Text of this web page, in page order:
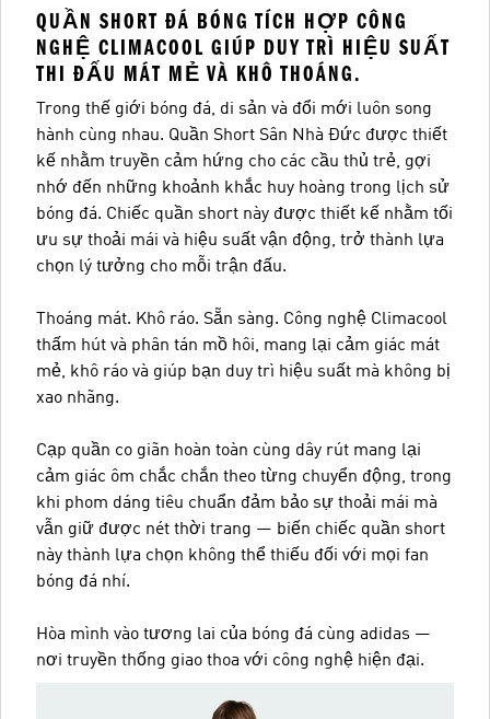
QUẦN SHORT ĐÁ BÓNG TÍCH HỢP CÔNG
NGHỆ CLIMACOOL GIÚP DUY TRÌ HIỆU SUẤT
THI ĐẤU MÁT MẺ VÀ KHÔ THOÁNG.
Trong thế giới bóng đá, di sản và đổi mới luôn song
hành cùng nhau. Quần Short Sân Nhà Đức được thiết
kế nhằm truyền cảm hứng cho các cầu thủ trẻ, gợi
nhớ đến những khoảnh khắc huy hoàng trong lịch sử
bóng đá. Chiếc quần short này được thiết kế nhằm tối
ưu sự thoải mái và hiệu suất vận động, trở thành lựa
chọn lý tưởng cho mỗi trận đấu.
Thoáng mát. Khô ráo. Sẵn sàng. Công nghệ Climacool
thấm hút và phân tán mồ hôi, mang lại cảm giác mát
mẻ, khô ráo và giúp bạn duy trì hiệu suất mà không bị
xao nhãng.
Cạp quần co giãn hoàn toàn cùng dây rút mang lại
cảm giác ôm chắc chắn theo từng chuyển động, trong
khi phom dáng tiêu chuẩn đảm bảo sự thoải mái mà
vẫn giữ được nét thời trang — biến chiếc quần short
này thành lựa chọn không thể thiếu đối với mọi fan
bóng đá nhí.
Hòa mình vào tương lai của bóng đá cùng adidas —
nơi truyền thống giao thoa với công nghệ hiện đại.